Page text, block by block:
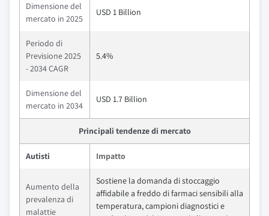
Dimensione del
mercato in 2025
USD 1 Billion
Periodo di
Previsione 2025
- 2034 CAGR
5.4%
Dimensione del
mercato in 2034
USD 1.7 Billion
Principali tendenze di mercato
Autisti Impatto
Aumento della
prevalenza di
malattie
Sostiene la domanda di stoccaggio
affidabile a freddo di farmaci sensibili alla
temperatura, campioni diagnostici e